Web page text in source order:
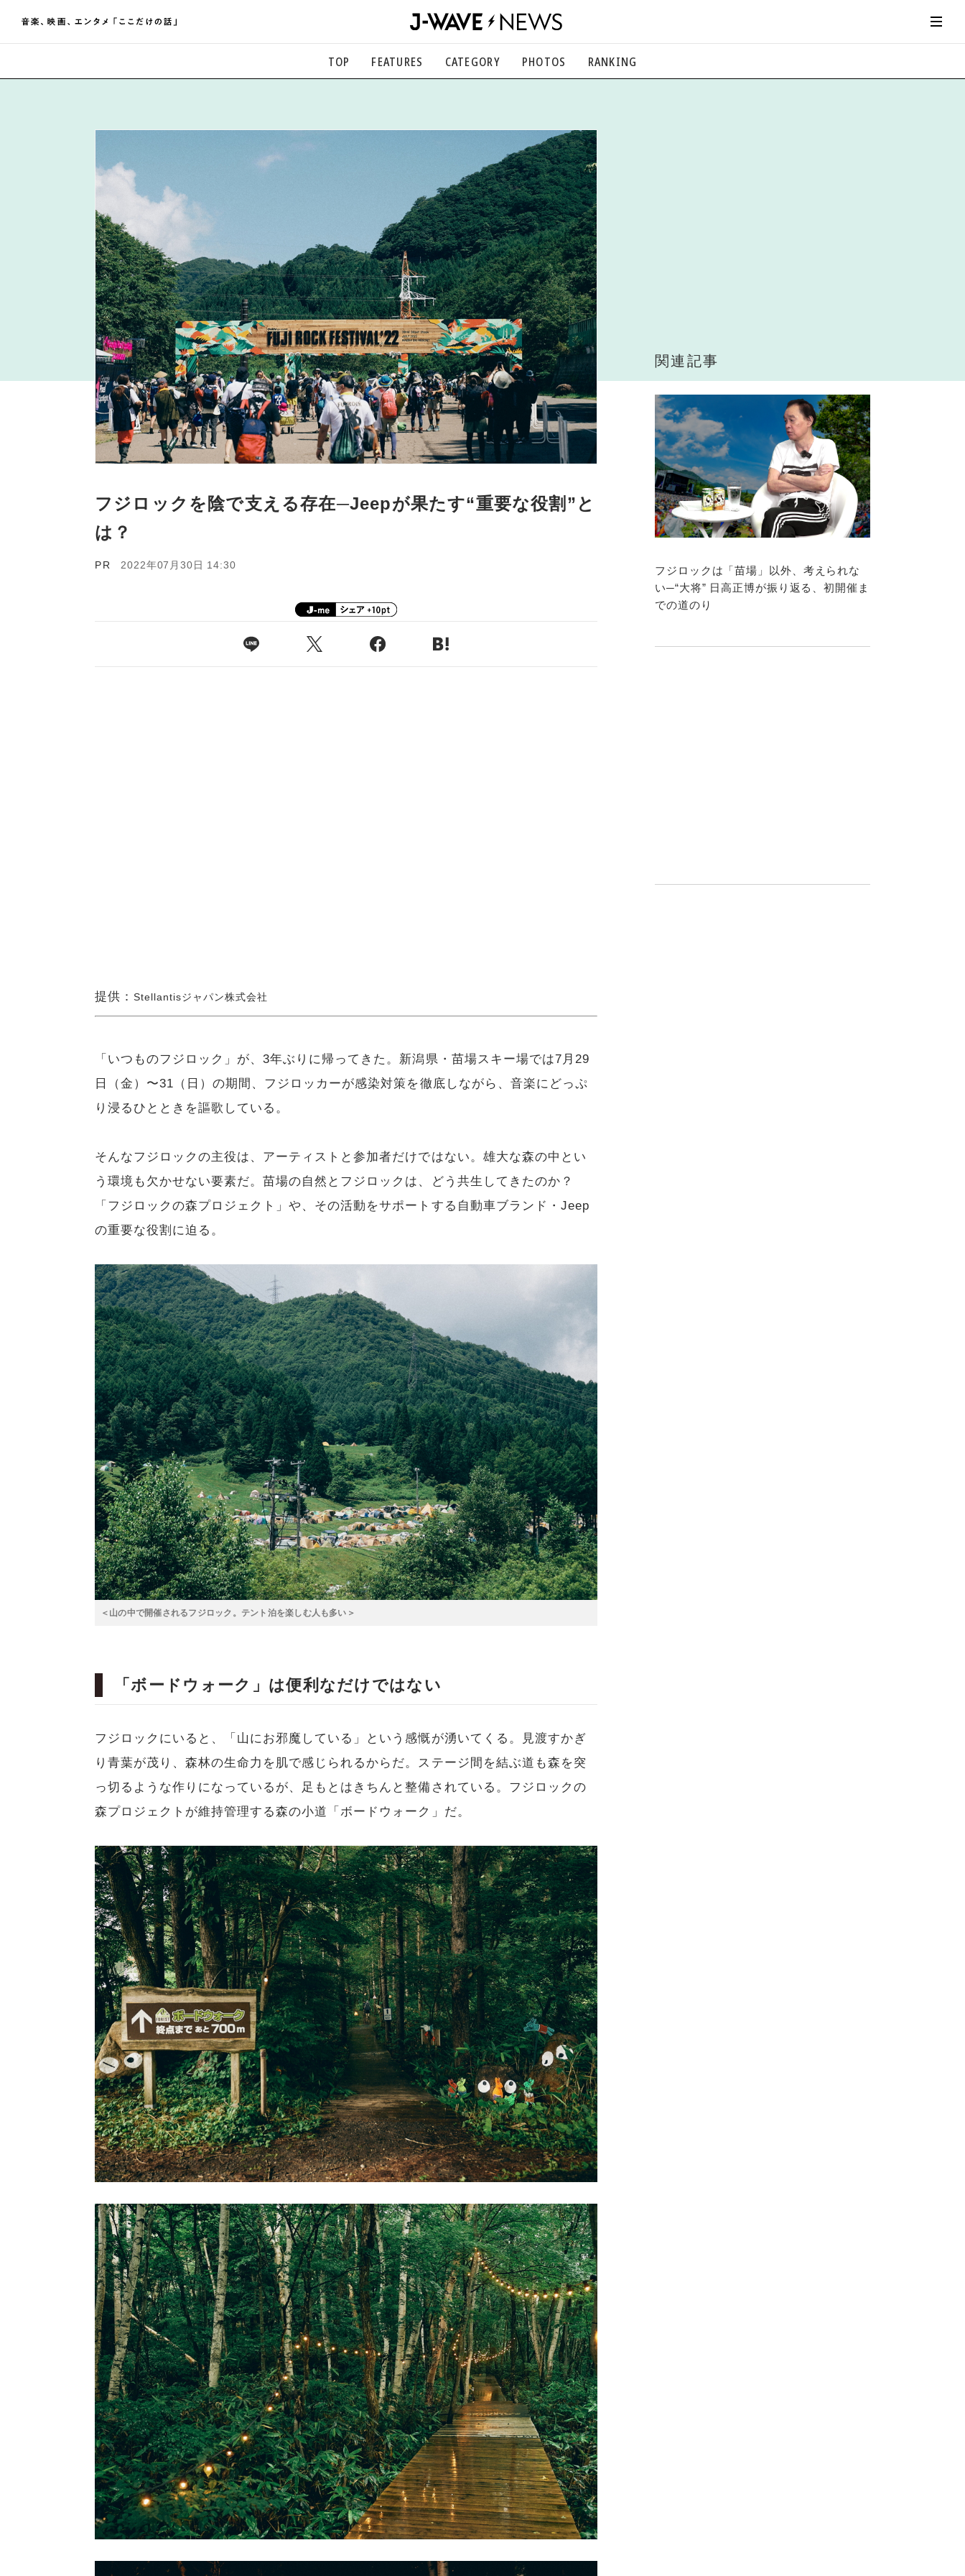
TOP FEATURES CATEGORY
映画、芸能、舞台、スポーツなど
アート、文芸、マンガなど
ライフスタイル
食、健康、美容…暮らし豊かに
社会
国内、海外の気になるトピック
PHOTOS RANKING
フジロックを陰で支える存在─Jeepが果たす“重要な役割”と
は？
PR 2022年07月30日 14:30
提供：Stellantisジャパン株式会社
「いつものフジロック」が、3年ぶりに帰ってきた。新潟県・苗場スキー場では7月29
日（金）〜31（日）の期間、フジロッカーが感染対策を徹底しながら、音楽にどっぷ
り浸るひとときを謳歌している。
そんなフジロックの主役は、アーティストと参加者だけではない。雄大な森の中とい
う環境も欠かせない要素だ。苗場の自然とフジロックは、どう共生してきたのか？
「フジロックの森プロジェクト」や、その活動をサポートする自動車ブランド・Jeep
の重要な役割に迫る。
＜山の中で開催されるフジロック。テント泊を楽しむ人も多い＞
「ボードウォーク」は便利なだけではない
フジロックにいると、「山にお邪魔している」という感慨が湧いてくる。見渡すかぎ
り青葉が茂り、森林の生命力を肌で感じられるからだ。ステージ間を結ぶ道も森を突
っ切るような作りになっているが、足もとはきちんと整備されている。フジロックの
森プロジェクトが維持管理する森の小道「ボードウォーク」だ。
関連記事
フジロックは「苗場」以外、考えられな
い─“大将” 日高正博が振り返る、初開催ま
での道のり